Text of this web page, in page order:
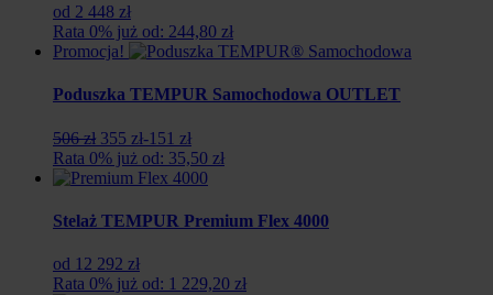
od 2 448 zł
Rata 0% już od: 244,80 zł
Promocja!
Poduszka TEMPUR Samochodowa OUTLET
506 zł Pierwotna
cena
wynosiła:
zł.
355 złAktualna
cena
wynosi:
zł.
-151 zł
Rata 0% już od: 35,50 zł
Stelaż TEMPUR Premium Flex 4000
od 12 292 zł
Rata 0% już od: 1 229,20 zł